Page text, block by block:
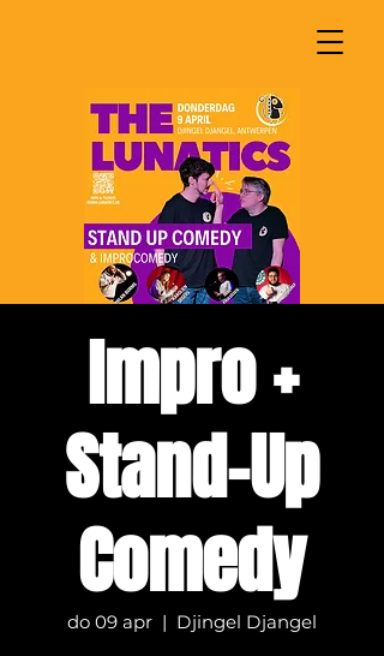
Impro +
Stand-Up
Comedy
do 09 apr
  |
Djingel Djangel